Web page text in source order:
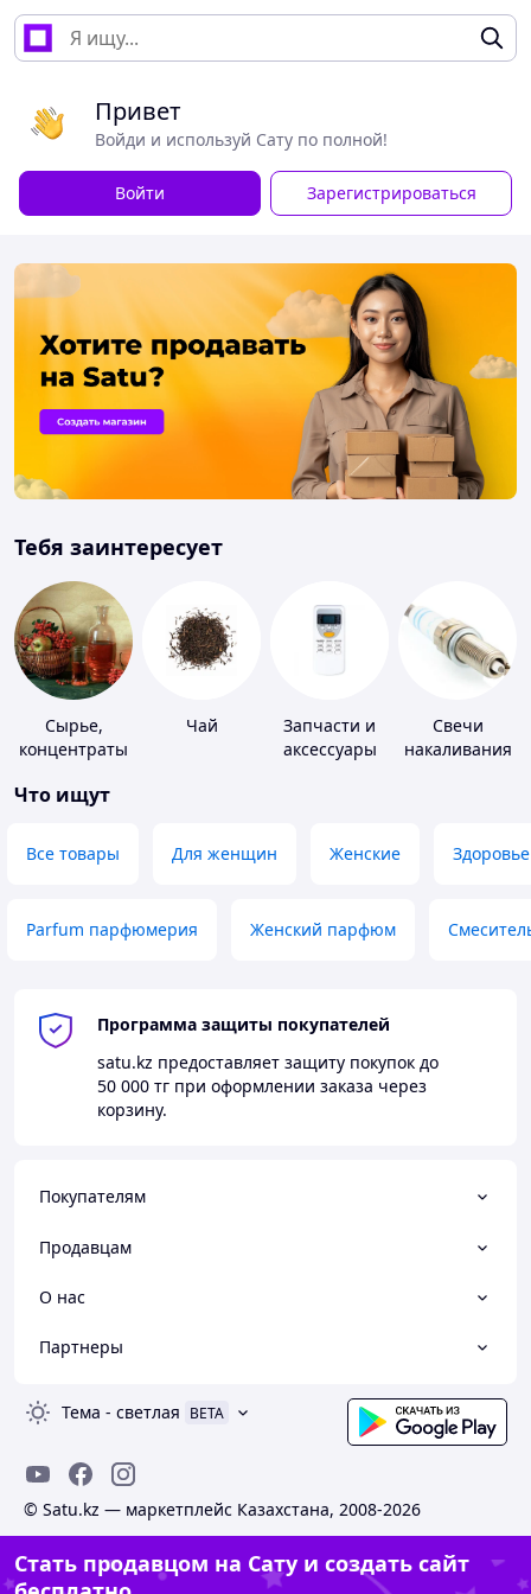
Привет
Войди и используй Сату по полной!
Войти Зарегистрироваться
Тебя заинтересует
Сырье,
концентраты
алкогольной
Чай
Запчасти и
аксессуары
Свечи
накаливания
Что ищут
Все товары Для женщин Женские Здоровье
Parfum парфюмерия Женский парфюм
Программа защиты покупателей
satu.kz предоставляет защиту покупок до
50 000 тг при оформлении заказа через
корзину.
Покупателям
Продавцам
О нас
Партнеры
Тема - светлая BETA
© Satu.kz — маркетплейс Казахстана, 2008-2026
Стать продавцом на Сату и создать сайт